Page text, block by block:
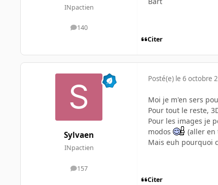
INpactien
140
messages
Citer
Sylvaen
INpactien
157
messages
Posté(e) le 6 octobre
Moi je m'en sers
Pour tout le reste,
Pour les images je
modos
(aller
Mais euh pourquoi
Citer